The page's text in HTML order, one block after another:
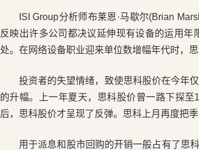
ISI Group分析师布莱恩·马歇尔(Brian
反映出许多公司都决议延伸现有设备的运用年
处。在网络设备职业迎来单位数增幅年代时，
投资者的失望情绪，致使思科股价在今年
的升幅。上一年夏天，思科股价曾一路下探
后，思科股价才呈现了反弹。思科上月再度把
用于派息和股市回购的开销一般占有了思